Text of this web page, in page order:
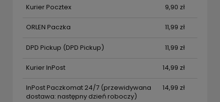
Kurier Pocztex 9,90 zł
ORLEN Paczka 11,99 zł
DPD Pickup (DPD Pickup) 11,99 zł
Kurier InPost 14,99 zł
InPost Paczkomat 24/7(przewidywana
dostawa: następny dzień roboczy)
14,99 zł